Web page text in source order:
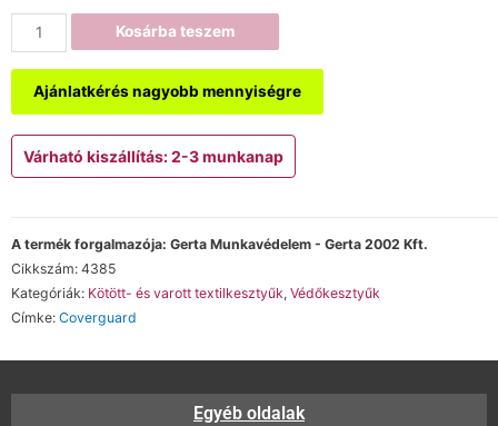
Kosárba teszem
Ajánlatkérés nagyobb mennyiségre
Várható kiszállítás: 2-3 munkanap
A termék forgalmazója: Gerta Munkavédelem - Gerta 2002 Kft.
Cikkszám: 4385
Kategóriák: Kötött- és varott textilkesztyűk, Védőkesztyűk
Címke: Coverguard
Egyéb oldalak